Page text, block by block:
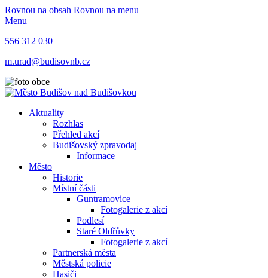
Rovnou na obsah Rovnou na menu
Menu
556 312 030
m.urad@budisovnb.cz
Aktuality
Rozhlas
Přehled akcí
Budišovský zpravodaj
Informace
Město
Historie
Místní části
Guntramovice
Fotogalerie z akcí
Podlesí
Staré Oldřůvky
Fotogalerie z akcí
Partnerská města
Městská policie
Hasiči